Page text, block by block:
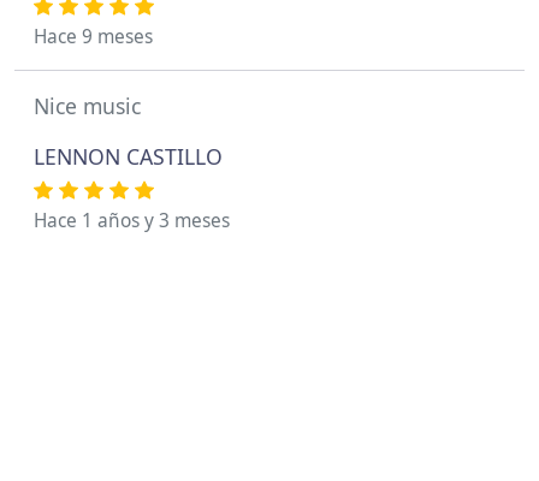
Hace 9 meses
Nice music
LENNON CASTILLO
Hace 1 años y 3 meses